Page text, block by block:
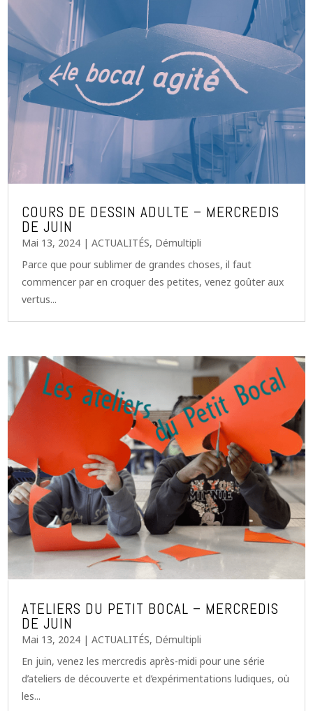
COURS DE DESSIN ADULTE – MERCREDIS
DE JUIN
Mai 13, 2024 |ACTUALITÉS, Démultipli
Parce que pour sublimer de grandes choses, il faut
commencer par en croquer des petites, venez goûter aux
vertus...
ATELIERS DU PETIT BOCAL – MERCREDIS
DE JUIN
Mai 13, 2024 |ACTUALITÉS, Démultipli
En juin, venez les mercredis après-midi pour une série
d’ateliers de découverte et d’expérimentations ludiques, où
les...